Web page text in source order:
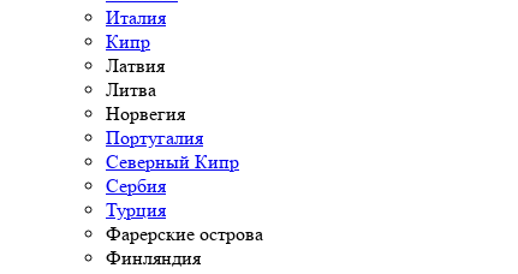
Италия
Кипр
Латвия
Литва
Норвегия
Португалия
Северный Кипр
Сербия
Турция
Фарерские острова
Финляндия